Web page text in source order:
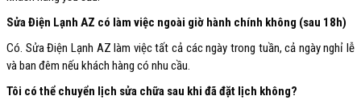
Sửa Điện Lạnh AZ có làm việc ngoài giờ hành chính không (sau 18h)
Có. Sửa Điện Lạnh AZ làm việc tất cả các ngày trong tuần, cả ngày nghỉ lễ
và ban đêm nếu khách hàng có nhu cầu.
Tôi có thể chuyển lịch sửa chữa sau khi đã đặt lịch không?